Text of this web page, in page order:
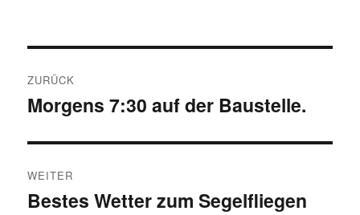
ZURÜCK
Vorheriger
Morgens 7:30 auf der Baustelle.
WEITER
Nächster
Bestes Wetter zum Segelfliegen